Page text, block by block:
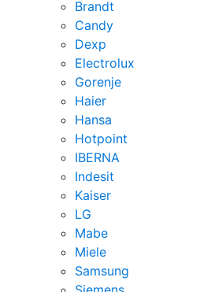
Brandt
Candy
Dexp
Electrolux
Gorenje
Haier
Hansa
Hotpoint
IBERNA
Indesit
Kaiser
LG
Mabe
Miele
Samsung